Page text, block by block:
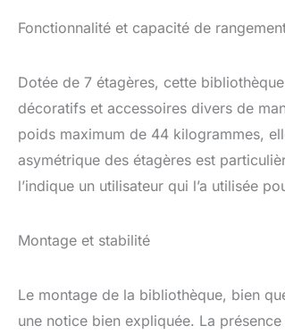
Fonctionnalité et capacité de
Dotée de 7 étagères, cette
décoratifs et accessoires divers de
poids maximum de 44 kilogrammes,
asymétrique des étagères est
l’indique un utilisateur qui l’a utilisée
Montage et stabilité
Le montage de la bibliothèque, bien
une notice bien expliquée. La